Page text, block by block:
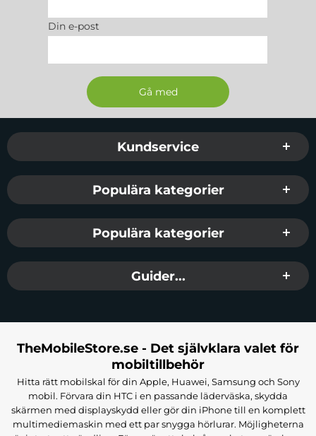
iPhone 16 Pro
Din e-post
Sidfot Blandad info och länkar
Kundservice
Populära kategorier
Populära kategorier
Guider...
TheMobileStore.se - Det självklara valet för
mobiltillbehör
Hitta rätt mobilskal för din Apple, Huawei, Samsung och Sony
mobil. Förvara din HTC i en passande läderväska, skydda
skärmen med displayskydd eller gör din iPhone till en komplett
multimediemaskin med ett par snygga hörlurar. Möjligheterna